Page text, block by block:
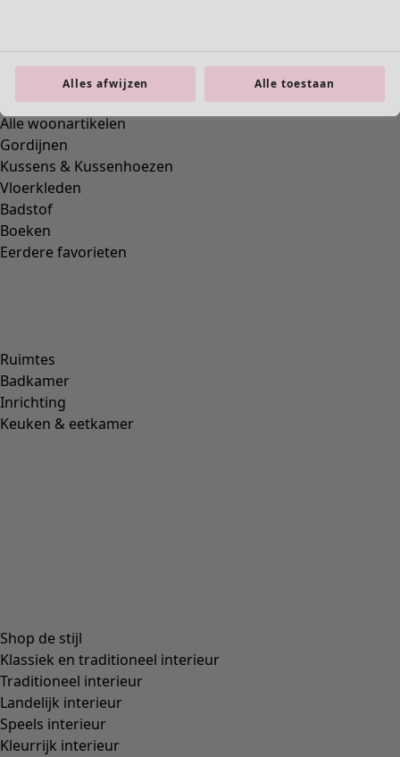
Nieuw
Alle woonartikelen
Gordijnen
Kussens & Kussenhoezen
Vloerkleden
Badstof
Boeken
Eerdere favorieten
Ruimtes
Badkamer
Inrichting
Keuken & eetkamer
Shop de stijl
Klassiek en traditioneel interieur
Traditioneel interieur
Landelijk interieur
Speels interieur
Kleurrijk interieur
Alles afwijzen Alle toestaan